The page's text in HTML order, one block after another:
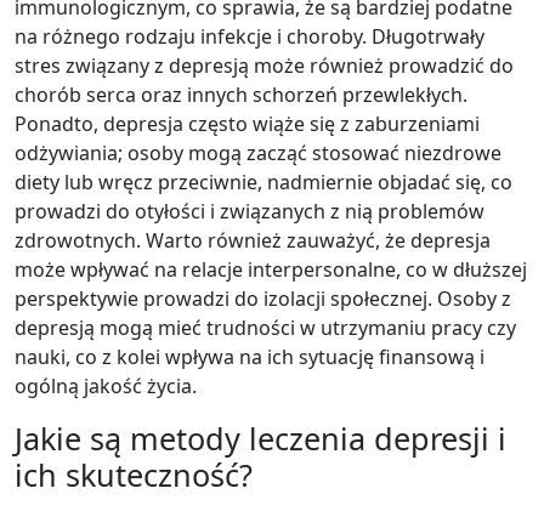
immunologicznym, co sprawia, że są bardziej podatne
na różnego rodzaju infekcje i choroby. Długotrwały
stres związany z depresją może również prowadzić do
chorób serca oraz innych schorzeń przewlekłych.
Ponadto, depresja często wiąże się z zaburzeniami
odżywiania; osoby mogą zacząć stosować niezdrowe
diety lub wręcz przeciwnie, nadmiernie objadać się, co
prowadzi do otyłości i związanych z nią problemów
zdrowotnych. Warto również zauważyć, że depresja
może wpływać na relacje interpersonalne, co w dłuższej
perspektywie prowadzi do izolacji społecznej. Osoby z
depresją mogą mieć trudności w utrzymaniu pracy czy
nauki, co z kolei wpływa na ich sytuację finansową i
ogólną jakość życia.
Jakie są metody leczenia depresji i
ich skuteczność?